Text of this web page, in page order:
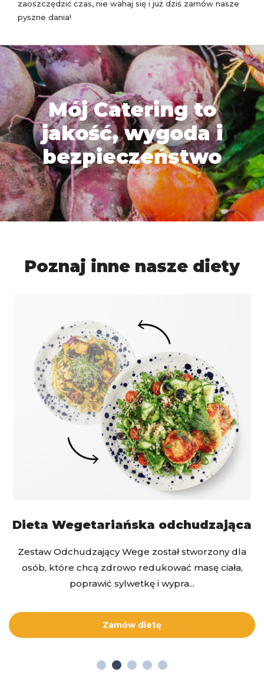
zaoszczędzić czas, nie wahaj się i już dziś zamów nasze
pyszne dania!
Mój Catering to
jakość, wygoda i
bezpieczeństwo
Poznaj inne nasze diety
Dieta Wegetariańska odchudzająca
Zestaw Odchudzający Wege został stworzony dla
osób, które chcą zdrowo redukować masę ciała,
poprawić sylwetkę i wypra...
Zamów dietę